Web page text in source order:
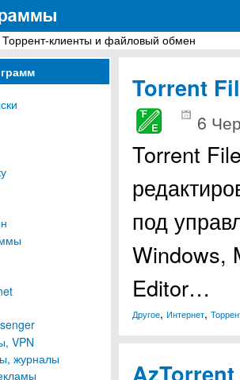
компьютерных программ для Windows
клиенты и файловый обмен
VPN
журналы
Torrent
6
Torrent
под
Windows,
Editor…
Другое, Интернет,
AzTorrent